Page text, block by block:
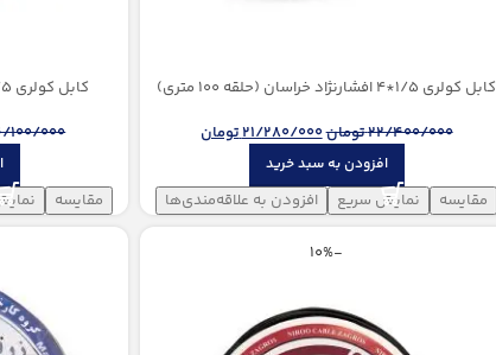
کابل کولری 1/5*4 افشارنژاد خراسان (حلقه 100 متری)
22/400/000تومان21/280/000تومان
افزودن به سبد خرید
مقایسه نمایش سریع افزودن به علاقه‌مندی‌ها
کابل کولری 1/5*4 نیروكابل زاگرس(100 متری)
100/000
مقایسه
-10%